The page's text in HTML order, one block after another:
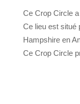
Ce Crop Circle
Ce lieu est situé
Hampshire en
Ce Crop Circle